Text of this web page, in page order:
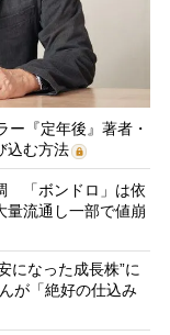
ー『定年後』著者・
込む方法
「ボンドロ」は依
量流通し一部で値崩
になった成長株”に
が「絶好の仕込み